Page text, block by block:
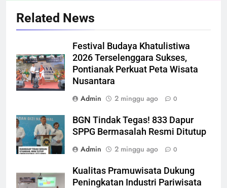
Related News
Festival Budaya Khatulistiwa
2026 Terselenggara Sukses,
Pontianak Perkuat Peta Wisata
Nusantara
Admin
2 minggu ago 0
BGN Tindak Tegas! 833 Dapur
SPPG Bermasalah Resmi Ditutup
Admin
2 minggu ago 0
Kualitas Pramuwisata Dukung
Peningkatan Industri Pariwisata